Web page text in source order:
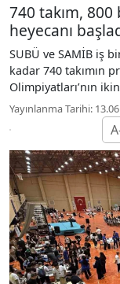
740 takım,
heyecanı
SUBÜ ve SAMİB iş
kadar 740 takımın
Olimpiyatları’nın
Yayınlanma Tarihi: